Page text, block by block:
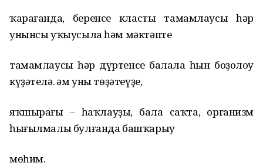
ҡарағанда, беренсе класты тамамлаусы һәр
унынсы уҡыусыла һәм мәктәпте
тамамлаусы һәр дүртенсе балала һын боҙолоу
күҙәтелә. Һәм уны төҙәтеүҙе,
яҡшырағы – һаҡлауҙы, бала саҡта, организм
һығылмалы булғанда башҡарыу
мөһим.